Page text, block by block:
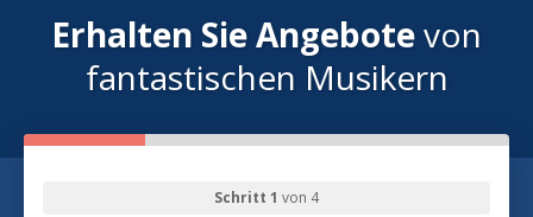
Erhalten Sie Angebotevon
fantastischen Musikern
Schritt 1 von 4